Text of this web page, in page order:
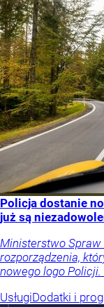
Policja dostanie
już są
Ministerstwo Spraw
rozporządzenia,
nowego logo
UsługiDodatki i